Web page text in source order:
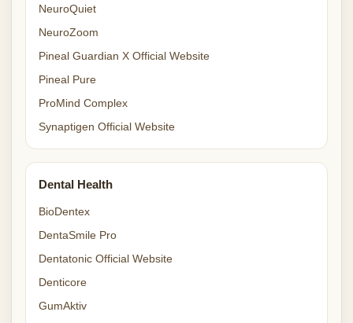
NeuroQuiet
NeuroZoom
Pineal Guardian X Official Website
Pineal Pure
ProMind Complex
Synaptigen Official Website
Dental Health
BioDentex
DentaSmile Pro
Dentatonic Official Website
Denticore
GumAktiv